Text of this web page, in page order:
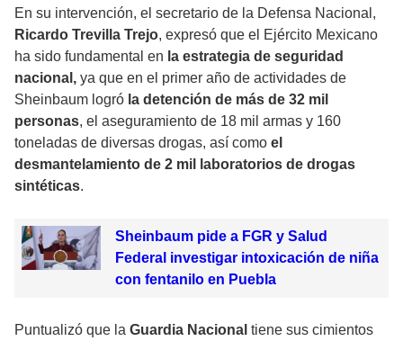
En su intervención, el secretario de la Defensa Nacional,
Ricardo Trevilla Trejo, expresó que el Ejército Mexicano
ha sido fundamental en la estrategia de seguridad
nacional, ya que en el primer año de actividades de
Sheinbaum logró la detención de más de 32 mil
personas, el aseguramiento de 18 mil armas y 160
toneladas de diversas drogas, así como el
desmantelamiento de 2 mil laboratorios de drogas
sintéticas.
Sheinbaum pide a FGR y Salud
Federal investigar intoxicación de niña
con fentanilo en Puebla
Puntualizó que la Guardia Nacional tiene sus cimientos